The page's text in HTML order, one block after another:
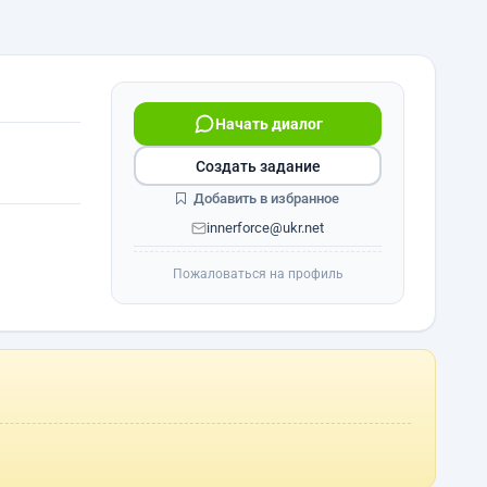
Начать диалог
innerforce@ukr.net
Создать задание
Добавить в избранное
Пожаловаться на профиль